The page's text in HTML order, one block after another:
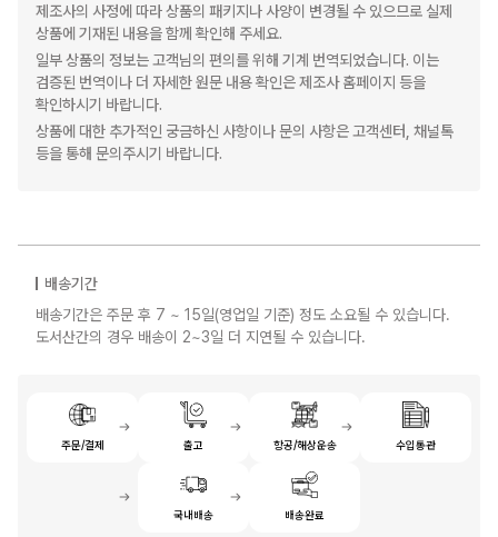
제조사의 사정에 따라 상품의 패키지나 사양이 변경될 수 있으므로 실제
상품에 기재된 내용을 함께 확인해 주세요.
일부 상품의 정보는 고객님의 편의를 위해 기계 번역되었습니다. 이는
검증된 번역이나 더 자세한 원문 내용 확인은 제조사 홈페이지 등을
확인하시기 바랍니다.
상품에 대한 추가적인 궁금하신 사항이나 문의 사항은 고객센터, 채널톡
등을 통해 문의주시기 바랍니다.
배송기간
배송기간은 주문 후 7 ~ 15일(영업일 기준) 정도 소요될 수 있습니다.
도서산간의 경우 배송이 2~3일 더 지연될 수 있습니다.
주문/결제 출고 항공/해상운송 수입통관
국내배송 배송완료